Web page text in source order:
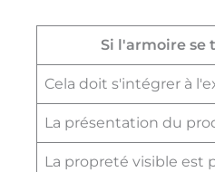
Si l'armoire se
Cela doit s'intégrer à
La présentation du
La propreté visible est